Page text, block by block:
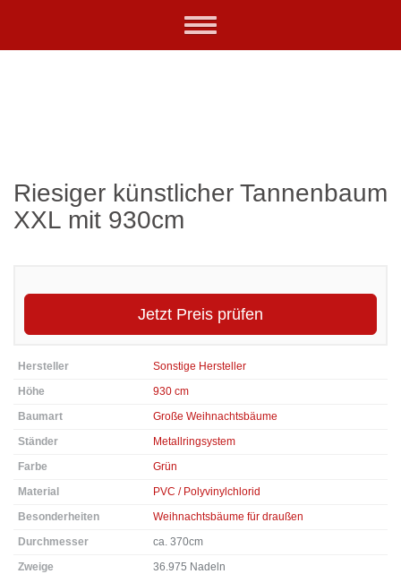
Toggle
Riesiger künstlicher Tannenbaum
XXL mit 930cm
Jetzt Preis prüfen
Hersteller
Sonstige Hersteller
Höhe
930 cm
Baumart
Große Weihnachtsbäume
Ständer
Metallringsystem
Farbe
Grün
Material
PVC / Polyvinylchlorid
Besonderheiten
Weihnachtsbäume für draußen
Durchmesser
ca. 370cm
Zweige
36.975 Nadeln